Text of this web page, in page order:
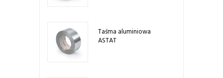
Taśma aluminiowa
ASTAT